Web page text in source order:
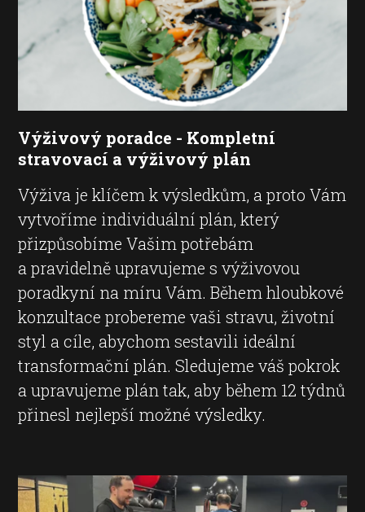
Výživový poradce - Kompletní
stravovací a výživový plán
Výživa je klíčem k výsledkům, a proto Vám
vytvoříme individuální plán, který
přizpůsobíme Vašim potřebám
a pravidelně upravujeme s výživovou
poradkyní na míru Vám. Během hloubkové
konzultace probereme vaši stravu, životní
styl a cíle, abychom sestavili ideální
transformační plán. Sledujeme váš pokrok
a upravujeme plán tak, aby během 12 týdnů
přinesl nejlepší možné výsledky.